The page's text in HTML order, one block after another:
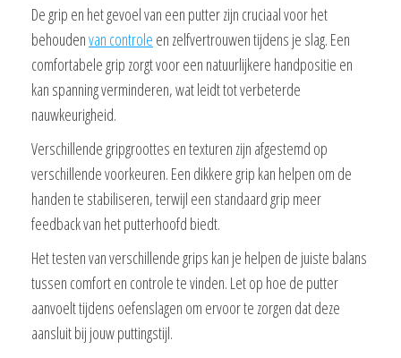
De grip en het gevoel van een putter zijn cruciaal voor het
behoudenvan controle en zelfvertrouwen tijdens je slag. Een
comfortabele grip zorgt voor een natuurlijkere handpositie en
kan spanning verminderen, wat leidt tot verbeterde
nauwkeurigheid.
Verschillende gripgroottes en texturen zijn afgestemd op
verschillende voorkeuren. Een dikkere grip kan helpen om de
handen te stabiliseren, terwijl een standaard grip meer
feedback van het putterhoofd biedt.
Het testen van verschillende grips kan je helpen de juiste balans
tussen comfort en controle te vinden. Let op hoe de putter
aanvoelt tijdens oefenslagen om ervoor te zorgen dat deze
aansluit bij jouw puttingstijl.